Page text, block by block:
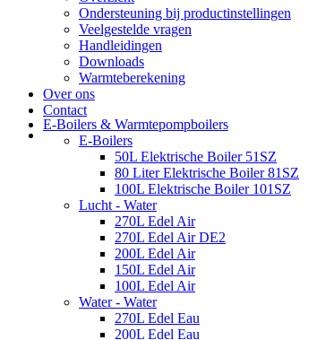
Ondersteuning bij productinstellingen
Veelgestelde vragen
Handleidingen
Downloads
Warmteberekening
Over ons
Contact
E-Boilers & Warmtepompboilers
E-Boilers
50L Elektrische Boiler 51SZ
80 Liter Elektrische Boiler 81SZ
100L Elektrische Boiler 101SZ
Lucht - Water
270L Edel Air
270L Edel Air DE2
200L Edel Air
150L Edel Air
100L Edel Air
Water - Water
270L Edel Eau
200L Edel Eau